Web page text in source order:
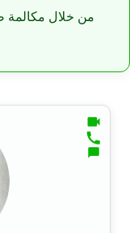
من خلال مكالمة